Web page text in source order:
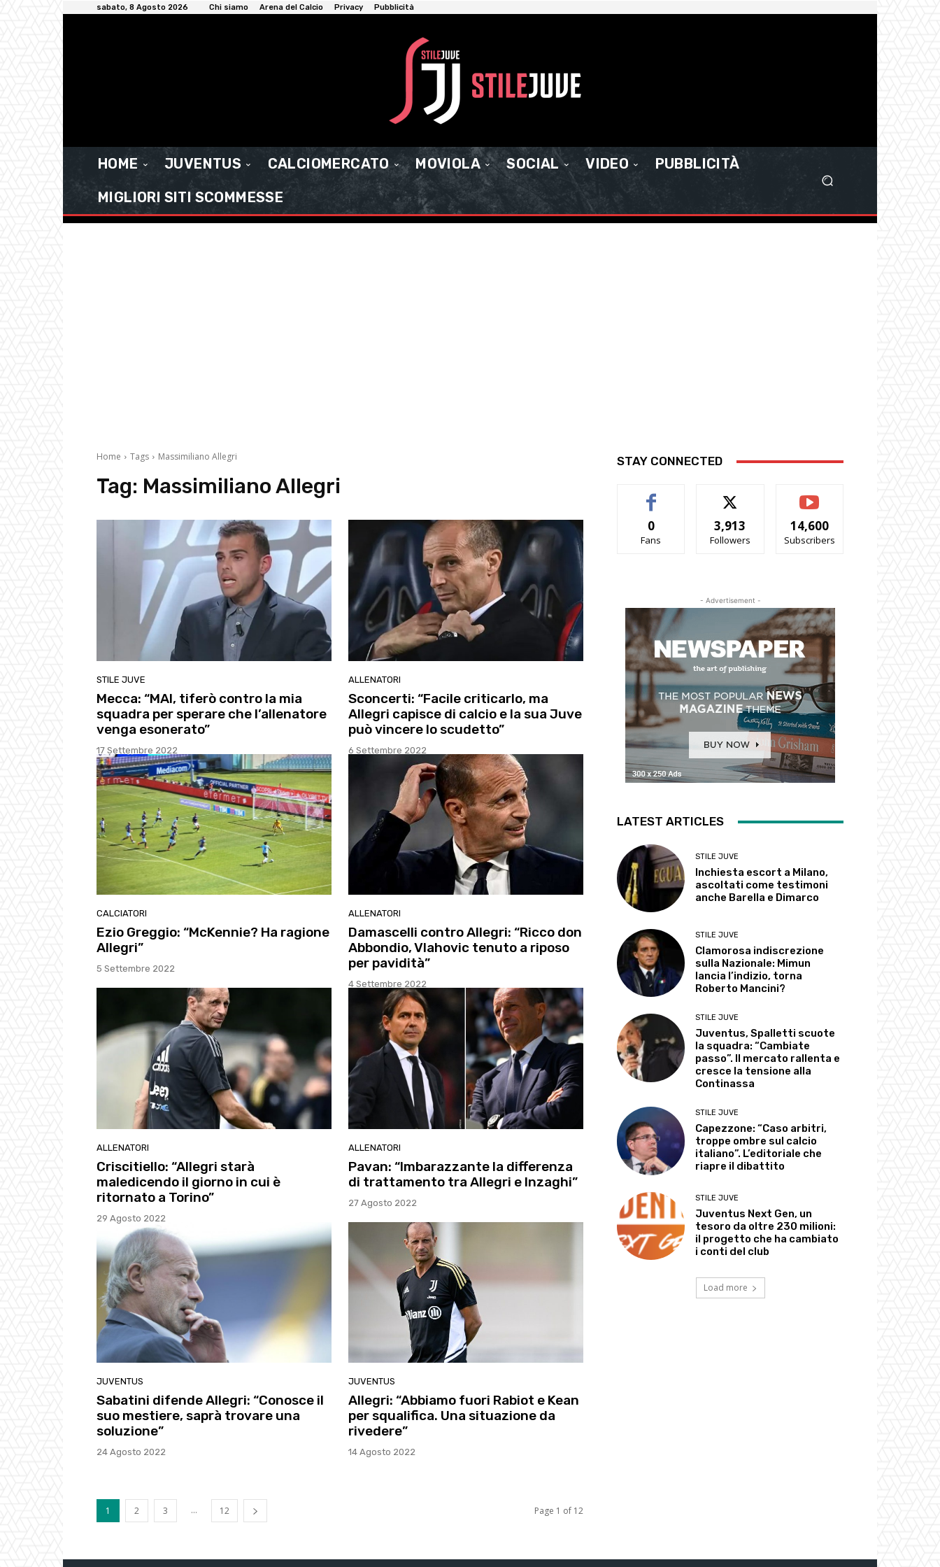
sabato, 8 Agosto 2026 Chi siamo Arena del Calcio Privacy Pubblicità
HOME JUVENTUS CALCIOMERCATO MOVIOLA SOCIAL VIDEO
PUBBLICITÀ
MIGLIORI SITI SCOMMESSE
Home Tags Massimiliano Allegri
Tag: Massimiliano Allegri
STILE JUVE
Mecca: “MAI, tiferò contro la mia
squadra per sperare che l’allenatore
venga esonerato”
17 Settembre 2022
ALLENATORI
Sconcerti: “Facile criticarlo, ma
Allegri capisce di calcio e la sua Juve
può vincere lo scudetto”
6 Settembre 2022
CALCIATORI
Ezio Greggio: “McKennie? Ha ragione
Allegri”
5 Settembre 2022
ALLENATORI
Damascelli contro Allegri: “Ricco don
Abbondio, Vlahovic tenuto a riposo
per pavidità”
4 Settembre 2022
ALLENATORI
Criscitiello: “Allegri starà
maledicendo il giorno in cui è
ritornato a Torino”
29 Agosto 2022
ALLENATORI
Pavan: “Imbarazzante la differenza
di trattamento tra Allegri e Inzaghi”
27 Agosto 2022
JUVENTUS
Sabatini difende Allegri: “Conosce il
suo mestiere, saprà trovare una
soluzione”
24 Agosto 2022
JUVENTUS
Allegri: “Abbiamo fuori Rabiot e Kean
per squalifica. Una situazione da
rivedere”
14 Agosto 2022
1 2 3 ... 12 Page 1 of 12
STAY CONNECTED
0
Fans
3,913
Followers
14,600
Subscribers
- Advertisement -
LATEST ARTICLES
STILE JUVE
Inchiesta escort a Milano,
ascoltati come testimoni
anche Barella e Dimarco
STILE JUVE
Clamorosa indiscrezione
sulla Nazionale: Mimun
lancia l’indizio, torna
Roberto Mancini?
STILE JUVE
Juventus, Spalletti scuote
la squadra: “Cambiate
passo”. Il mercato rallenta e
cresce la tensione alla
Continassa
STILE JUVE
Capezzone: “Caso arbitri,
troppe ombre sul calcio
italiano”. L’editoriale che
riapre il dibattito
STILE JUVE
Juventus Next Gen, un
tesoro da oltre 230 milioni:
il progetto che ha cambiato
i conti del club
Load more